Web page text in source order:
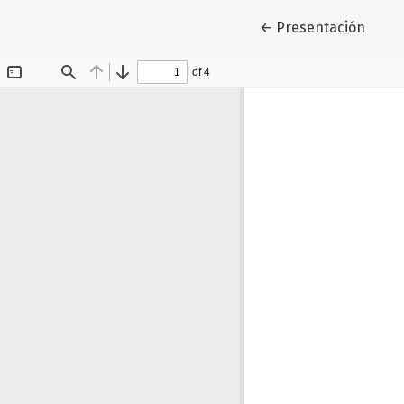
← Volver a los
Presentación